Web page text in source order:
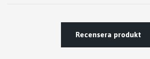
Recensera produkt